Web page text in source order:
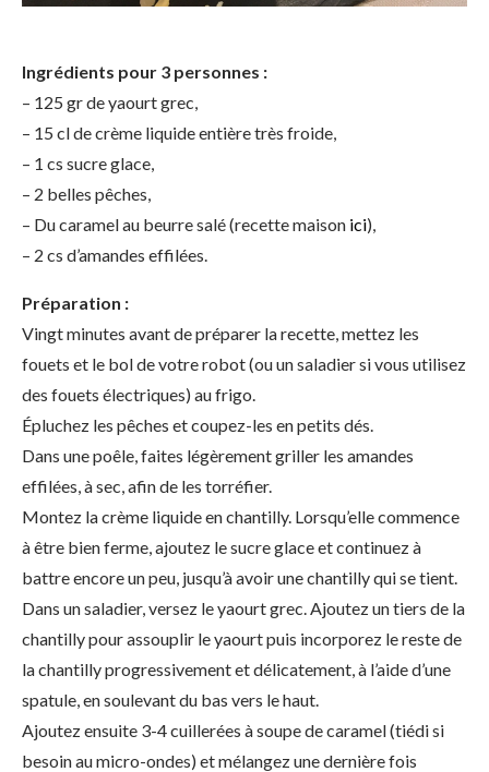
Ingrédients pour 3 personnes :
– 125 gr de yaourt grec,
– 15 cl de crème liquide entière très froide,
– 1 cs sucre glace,
– 2 belles pêches,
– Du caramel au beurre salé (recette maison ici),
– 2 cs d’amandes effilées.
Préparation :
Vingt minutes avant de préparer la recette, mettez les
fouets et le bol de votre robot (ou un saladier si vous utilisez
des fouets électriques) au frigo.
Épluchez les pêches et coupez-les en petits dés.
Dans une poêle, faites légèrement griller les amandes
effilées, à sec, afin de les torréfier.
Montez la crème liquide en chantilly. Lorsqu’elle commence
à être bien ferme, ajoutez le sucre glace et continuez à
battre encore un peu, jusqu’à avoir une chantilly qui se tient.
Dans un saladier, versez le yaourt grec. Ajoutez un tiers de la
chantilly pour assouplir le yaourt puis incorporez le reste de
la chantilly progressivement et délicatement, à l’aide d’une
spatule, en soulevant du bas vers le haut.
Ajoutez ensuite 3-4 cuillerées à soupe de caramel (tiédi si
besoin au micro-ondes) et mélangez une dernière fois